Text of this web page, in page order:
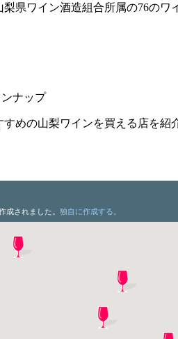
梨県ワイン酒造組合所属の76のワ
ナップ
すめの山梨ワインを買える店を紹